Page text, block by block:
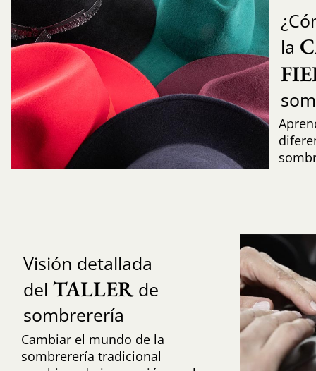
la
Visión detallada
del TALLERde
sombrerería
Cambiar el mundo de la
sombrerería tradicional